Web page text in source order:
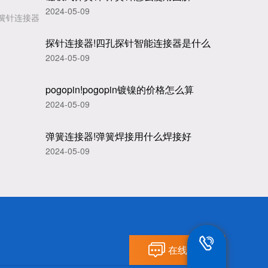
针连接器
2024-05-09
探针连接器!四孔探针智能连接器是什么
2024-05-09
pogopin!pogopin镀镍的价格怎么算
2024-05-09
弹簧连接器!弹簧焊接用什么焊接好
2024-05-09
在线留言13802292836（